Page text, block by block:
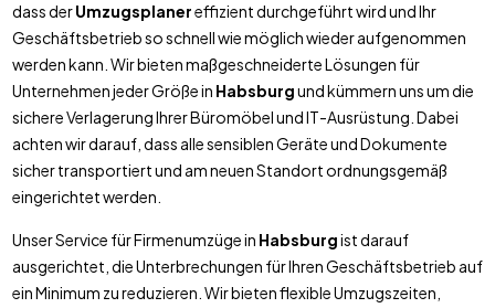
dass derUmzugsplanereffizient durchgeführt wird und Ihr
Geschäftsbetrieb so schnell wie möglich wieder aufgenommen
werden kann. Wir bieten maßgeschneiderte Lösungen für
Unternehmen jeder Größe in Habsburgund kümmern uns um die
sichere Verlagerung Ihrer Büromöbel und IT-Ausrüstung. Dabei
achten wir darauf, dass alle sensiblen Geräte und Dokumente
sicher transportiert und am neuen Standort ordnungsgemäß
eingerichtet werden.
Unser Service für Firmenumzüge in Habsburgist darauf
ausgerichtet, die Unterbrechungen für Ihren Geschäftsbetrieb auf
ein Minimum zu reduzieren. Wir bieten flexible Umzugszeiten,